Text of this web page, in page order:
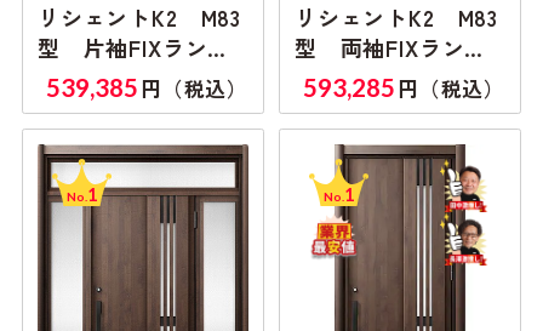
リシェントK2 M83
型 片袖FIXランマ
付き
539,385 円（税込）
リシェントK2 M83
型 両袖FIXランマ
無し
593,285 円（税込）
No. 1 No. 1